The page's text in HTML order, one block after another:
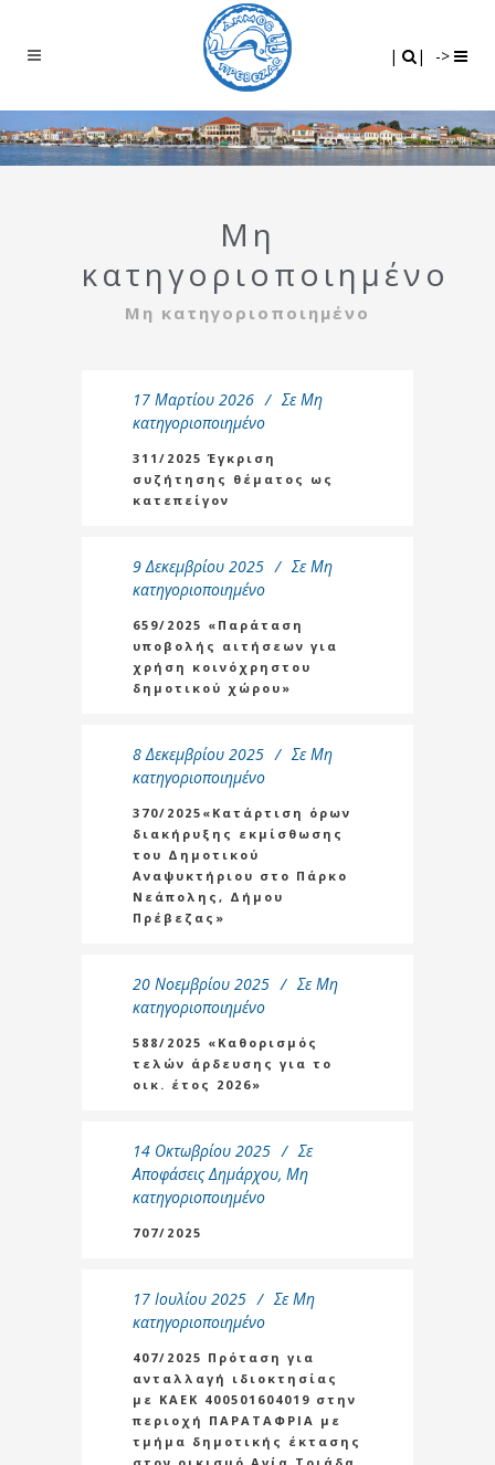
| | ->
Μη
κατηγοριοποιημένο
Μη κατηγοριοποιημένο
17 Μαρτίου 2026 Σε Μη
κατηγοριοποιημένο
311/2025 Έγκριση
συζήτησης θέματος ως
κατεπείγον
9 Δεκεμβρίου 2025 Σε Μη
κατηγοριοποιημένο
659/2025 «Παράταση
υποβολής αιτήσεων για
χρήση κοινόχρηστου
δημοτικού χώρου»
8 Δεκεμβρίου 2025 Σε Μη
κατηγοριοποιημένο
370/2025«Κατάρτιση όρων
διακήρυξης εκμίσθωσης
του Δημοτικού
Αναψυκτήριου στο Πάρκο
Νεάπολης, Δήμου
Πρέβεζας»
20 Νοεμβρίου 2025 Σε Μη
κατηγοριοποιημένο
588/2025 «Καθορισμός
τελών άρδευσης για το
οικ. έτος 2026»
14 Οκτωβρίου 2025
Σε
Αποφάσεις Δημάρχου, Μη
κατηγοριοποιημένο
707/2025
17 Ιουλίου 2025 Σε Μη
κατηγοριοποιημένο
407/2025 Πρόταση για
ανταλλαγή ιδιοκτησίας
με ΚΑΕΚ 400501604019 στην
περιοχή ΠΑΡΑΤΑΦΡΙΑ με
τμήμα δημοτικής έκτασης